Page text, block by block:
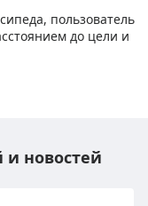
пользователь
до цели и
и новостей